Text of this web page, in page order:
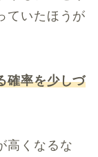
ていたほうが
確率を少しづ
高くなるな